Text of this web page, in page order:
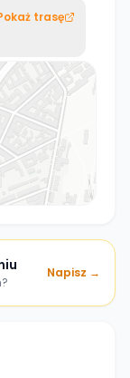
trasę
Napisz →